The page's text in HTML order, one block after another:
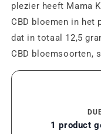
plezier heeft Mama
CBD bloemen in het
dat in totaal 12,5
CBD bloemsoorten,
1 product